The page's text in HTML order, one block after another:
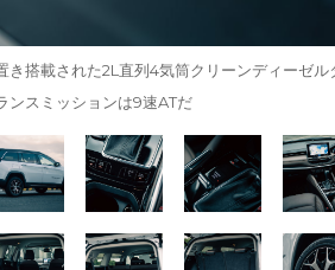
き搭載された2L直列4気筒クリーンディーゼ
ンスミッションは9速ATだ